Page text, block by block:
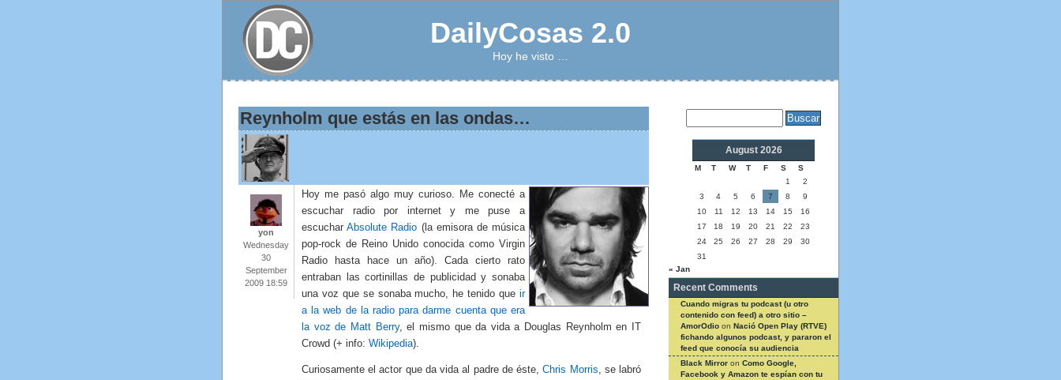
DailyCosas 2.0
Hoy he visto …
Reynholm que estás en las ondas…
yon
Wednesday
30
September
2009 18:59
Hoy me pasó algo muy curioso. Me conecté a
escuchar radio por internet y me puse a
escucharAbsolute Radio (la emisora de música
pop-rock de Reino Unido conocida como Virgin
Radio hasta hace un año). Cada cierto rato
entraban las cortinillas de publicidad y sonaba
una voz que se sonaba mucho, he tenido que ir
a la web de la radio para darme cuenta que era
la voz de Matt Berry, el mismo que da vida a Douglas Reynholm en IT
Crowd (+ info: Wikipedia).
Curiosamente el actor que da vida al padre de éste,Chris Morris, se labró
August 2026
M T W T F S
S
1
2
3
4 5 6 7 8
9
10
11 12 13 14 15
16
17
18 19 20 21 22
23
24
25 26 27 28 29
30
31
« Jan
Recent Comments
Cuando migras tu podcast (u otro
contenido con feed) a otro sitio –
AmorOdio on Nació Open Play (RTVE)
fichando algunos podcast, y pararon el
feed que conocía su audiencia
Black Mirror on Como Google,
Facebook y Amazon te espían con tu